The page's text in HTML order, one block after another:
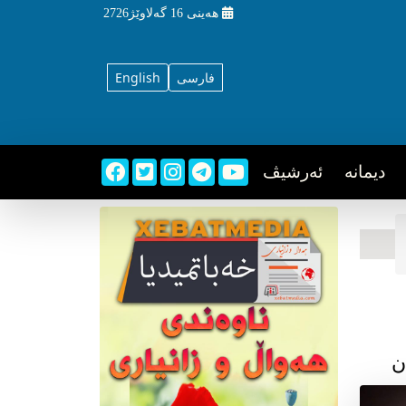
هه‌ینی 16 گه‌لاوێژ2726
English فارسی
دیمانه ئه‌رشیڤ